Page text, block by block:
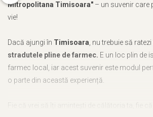
Mitropolitana Timisoara" – un suvenir care
vie!
Dacă ajungi în Timisoara, nu trebuie să ratezi
stradutele pline de farmec. E un loc plin de
farmec local, iar acest suvenir este modul
o parte din această experiență.